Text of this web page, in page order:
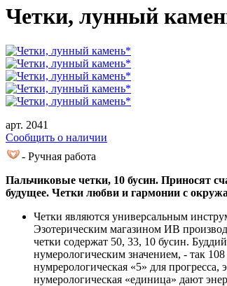
Четки, лунный
арт. 2041
Cообщить о наличии
- Ручная работа
Пальчиковые четки, 10 бусин. Приносят
будущее. Четки любви и гармонии с
Четки являются универсальным
Эзотерическим магазином ИВ
четки содержат 50, 33, 10 бусин.
нумерологическим значением, - так
нумрерологическая «5» для
нумерологическая «единица» дают